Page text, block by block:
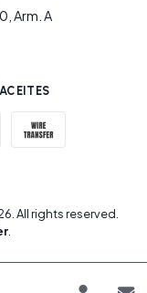
Arm. A
All rights reserved.